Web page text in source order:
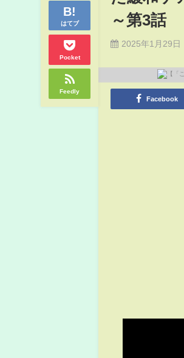
はてブ
Pocket
Feedly
～第3話
2025年1月29日
Facebook